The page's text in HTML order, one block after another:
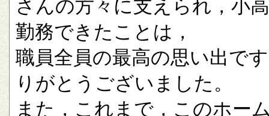
さんの方々に支えられ，小
勤務できたことは，
職員全員の最高の思い出で
りがとうございました。
また，これまで，このホー